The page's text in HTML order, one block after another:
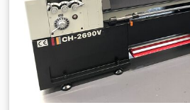
klauwen -Klauwplaatbescherming
Multifix basis met opzetstukken -
Werklamp Afmetingen: L x B x H 3,5
Gewicht 4000 kg Fouten en
Cedpfxszhx Hvj Ahroha